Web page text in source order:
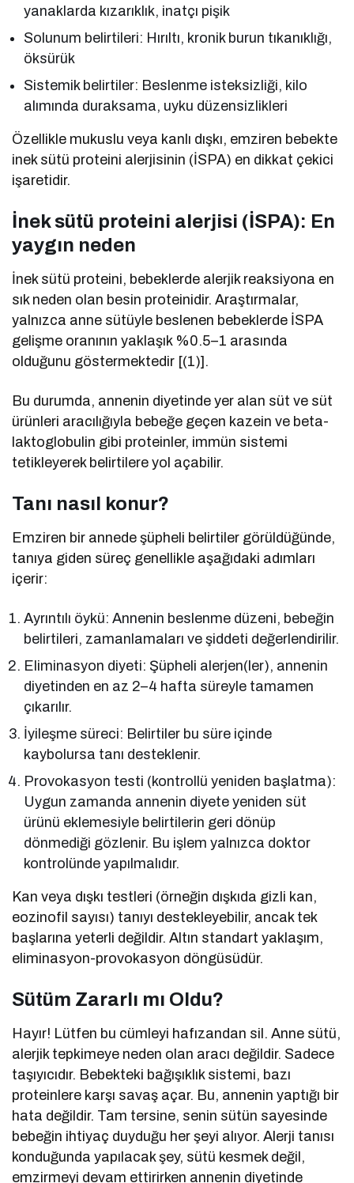
yanaklarda kızarıklık, inatçı pişik
Solunum belirtileri: Hırıltı, kronik burun tıkanıklığı,
öksürük
Sistemik belirtiler: Beslenme isteksizliği, kilo
alımında duraksama, uyku düzensizlikleri
Özellikle mukuslu veya kanlı dışkı, emziren bebekte
inek sütü proteini alerjisinin (İSPA) en dikkat çekici
işaretidir.
İnek sütü proteini alerjisi (İSPA): En
yaygın neden
İnek sütü proteini, bebeklerde alerjik reaksiyona en
sık neden olan besin proteinidir. Araştırmalar,
yalnızca anne sütüyle beslenen bebeklerde İSPA
gelişme oranının yaklaşık %0.5–1 arasında
olduğunu göstermektedir [(1)].
Bu durumda, annenin diyetinde yer alan süt ve süt
ürünleri aracılığıyla bebeğe geçen kazein ve beta-
laktoglobulin gibi proteinler, immün sistemi
tetikleyerek belirtilere yol açabilir.
Tanı nasıl konur?
Emziren bir annede şüpheli belirtiler görüldüğünde,
tanıya giden süreç genellikle aşağıdaki adımları
içerir:
Ayrıntılı öykü: Annenin beslenme düzeni, bebeğin
belirtileri, zamanlamaları ve şiddeti değerlendirilir.
Eliminasyon diyeti: Şüpheli alerjen(ler), annenin
diyetinden en az 2–4 hafta süreyle tamamen
çıkarılır.
İyileşme süreci: Belirtiler bu süre içinde
kaybolursa tanı desteklenir.
Provokasyon testi (kontrollü yeniden başlatma):
Uygun zamanda annenin diyete yeniden süt
ürünü eklemesiyle belirtilerin geri dönüp
dönmediği gözlenir. Bu işlem yalnızca doktor
kontrolünde yapılmalıdır.
Kan veya dışkı testleri (örneğin dışkıda gizli kan,
eozinofil sayısı) tanıyı destekleyebilir, ancak tek
başlarına yeterli değildir. Altın standart yaklaşım,
eliminasyon-provokasyon döngüsüdür.
Sütüm Zararlı mı Oldu?
Hayır! Lütfen bu cümleyi hafızandan sil. Anne sütü,
alerjik tepkimeye neden olan aracı değildir. Sadece
taşıyıcıdır. Bebekteki bağışıklık sistemi, bazı
proteinlere karşı savaş açar. Bu, annenin yaptığı bir
hata değildir. Tam tersine, senin sütün sayesinde
bebeğin ihtiyaç duyduğu her şeyi alıyor. Alerji tanısı
konduğunda yapılacak şey, sütü kesmek değil,
emzirmeyi devam ettirirken annenin diyetinde